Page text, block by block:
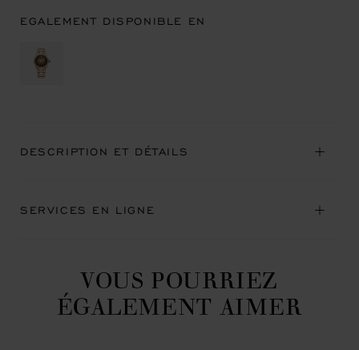
EGALEMENT DISPONIBLE EN
DESCRIPTION ET DÉTAILS
SERVICES EN LIGNE
VOUS POURRIEZ
ÉGALEMENT AIMER